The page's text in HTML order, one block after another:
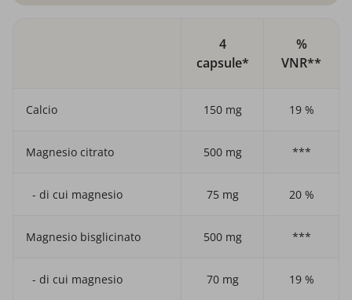
4
capsule*
%
VNR**
Calcio 150 mg 19 %
Magnesio citrato 500 mg ***
- di cui magnesio 75 mg 20 %
Magnesio bisglicinato 500 mg ***
- di cui magnesio 70 mg 19 %